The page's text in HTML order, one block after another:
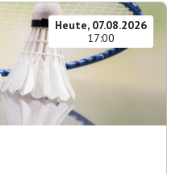
Heute, 07.08.2026
17:00